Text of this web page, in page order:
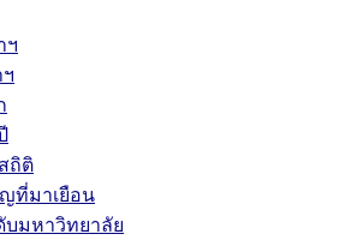
ฯ
ถิติ
ที่มาเยือน
บมหาวิทยาลัย